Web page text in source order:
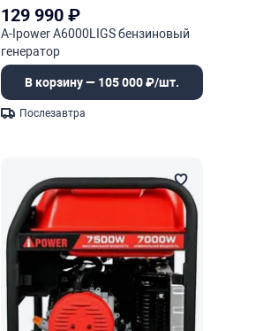
129 990₽
A-Ipower A6000LIGS бензиновый
генератор
В корзину — 105 000 ₽/шт.
Послезавтра